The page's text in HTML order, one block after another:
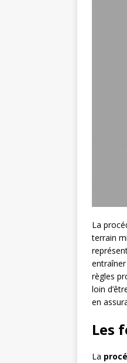
La
terrain
règles
loin
en
Les
La